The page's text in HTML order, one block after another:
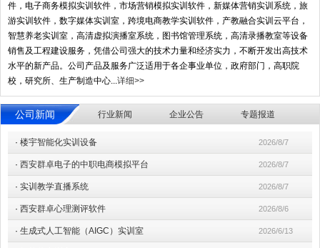
件，电子商务模拟实训软件，市场营销模拟实训软件，新媒体营销实训系统，旅
游实训软件，数字媒体实训室，跨境电商教学实训软件，产教融合实训云平台，
智慧养老实训室，高清虚拟演播室系统，图书馆管理系统，高清录播教室等设备
销售及工程建设服务，凭借公司强大的技术力量和经济实力，不断开发出高技术
水平的新产品。公司产品及服务广泛适用于各企事业单位，政府部门，高职院
校，研究所、生产制造中心...详细>>
公司新闻 行业新闻 企业公告 专题报道
· 楼宇智能化实训设备 2026/8/7
· 西安群卓电子的中职电商模拟平台 2026/8/7
· 实训教学直播系统 2026/8/7
· 西安群卓心理测评软件 2026/8/6
· 生成式人工智能（AIGC）实训室 2026/6/13